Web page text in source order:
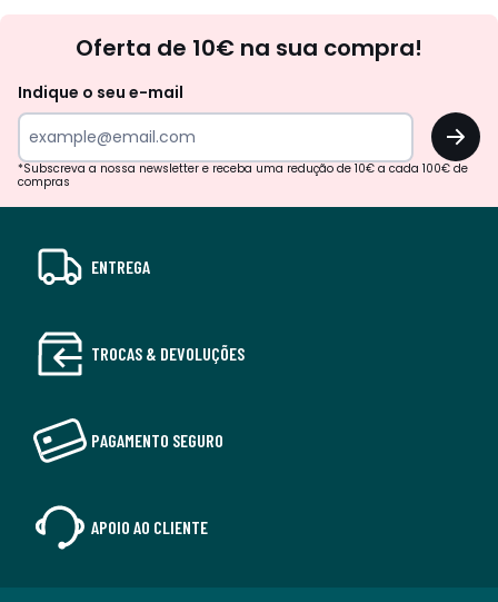
Oferta de 10€ na sua compra!
Indique o seu e-mail
OK
*Subscreva a nossa newsletter e receba uma redução de 10€ a cada 100€ de
compras
ENTREGA
TROCAS & DEVOLUÇÕES
PAGAMENTO SEGURO
APOIO AO CLIENTE